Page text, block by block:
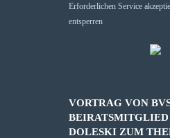
Erforderlichen Service
entsperren
VORTRAG VON
DOLESKI ZUM